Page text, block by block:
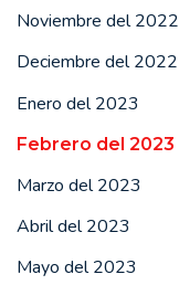
Noviembre del 2022
Deciembre del 2022
Enero del 2023
Febrero del 2023
Marzo del 2023
Abril del 2023
Mayo del 2023